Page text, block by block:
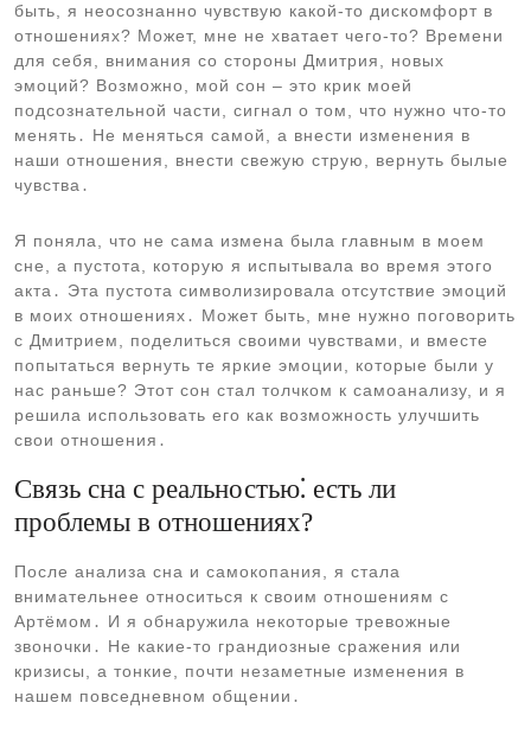
быть, я неосознанно чувствую какой-то дискомфорт в
отношениях? Может, мне не хватает чего-то? Времени
для себя, внимания со стороны Дмитрия, новых
эмоций? Возможно, мой сон – это крик моей
подсознательной части, сигнал о том, что нужно что-то
менять․ Не меняться самой, а внести изменения в
наши отношения, внести свежую струю, вернуть былые
чувства․
Я поняла, что не сама измена была главным в моем
сне, а пустота, которую я испытывала во время этого
акта․ Эта пустота символизировала отсутствие эмоций
в моих отношениях․ Может быть, мне нужно поговорить
с Дмитрием, поделиться своими чувствами, и вместе
попытаться вернуть те яркие эмоции, которые были у
нас раньше? Этот сон стал толчком к самоанализу, и я
решила использовать его как возможность улучшить
свои отношения․
Связь сна с реальностью⁚ есть ли
проблемы в отношениях?
После анализа сна и самокопания, я стала
внимательнее относиться к своим отношениям с
Артёмом․ И я обнаружила некоторые тревожные
звоночки․ Не какие-то грандиозные сражения или
кризисы, а тонкие, почти незаметные изменения в
нашем повседневном общении․